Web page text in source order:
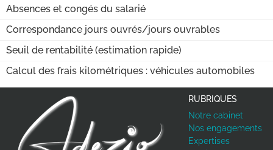
Absences et congés du salarié
Correspondance jours ouvrés/jours ouvrables
Seuil de rentabilité (estimation rapide)
Calcul des frais kilométriques : véhicules automobiles
RUBRIQUES
Notre cabinet
Nos engagements
Expertises